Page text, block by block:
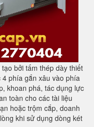
bởi tấm thép dày thiết
phía gắn xâu vào phía
khoan phá, tác dụng lực
toàn cho các tài liệu
hoặc trộm cắp, doanh
khi sử dụng dòng két